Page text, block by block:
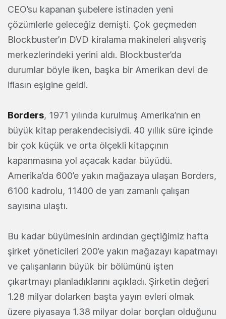
CEO’su kapanan şubelere istinaden yeni
çözümlerle geleceğiz demişti. Çok geçmeden
Blockbuster’ın DVD kiralama makineleri alışveriş
merkezlerindeki yerini aldı. Blockbuster’da
durumlar böyle iken, başka bir Amerikan devi de
iflasın eşigine geldi.
Borders, 1971 yılında kurulmuş Amerika’nın en
büyük kitap perakendecisiydi. 40 yıllık süre içinde
bir çok küçük ve orta ölçekli kitapçının
kapanmasına yol açacak kadar büyüdü.
Amerika’da 600’e yakın mağazaya ulaşan Borders,
6100 kadrolu, 11400 de yarı zamanlı çalışan
sayısına ulaştı.
Bu kadar büyümesinin ardından geçtiğimiz hafta
şirket yöneticileri 200’e yakın mağazayı kapatmayı
ve çalışanların büyük bir bölümünü işten
çıkartmayı planladıklarını açıkladı. Şirketin değeri
1.28 milyar dolarken başta yayın evleri olmak
üzere piyasaya 1.38 milyar dolar borçları olduğunu